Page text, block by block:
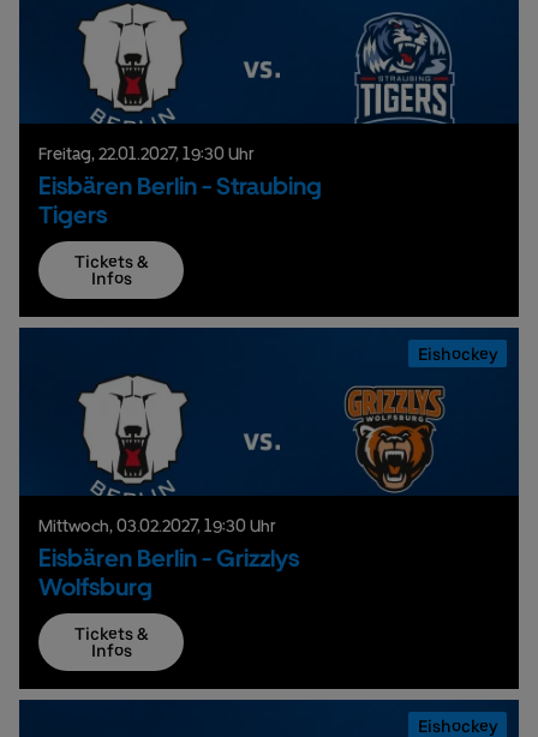
Freitag,22.01.2027,19:30 Uhr
Eisbären Berlin - Straubing
Tigers
Tickets &
Infos
Eishockey
Mittwoch,03.02.2027,19:30 Uhr
Eisbären Berlin - Grizzlys
Wolfsburg
Tickets &
Infos
Eishockey